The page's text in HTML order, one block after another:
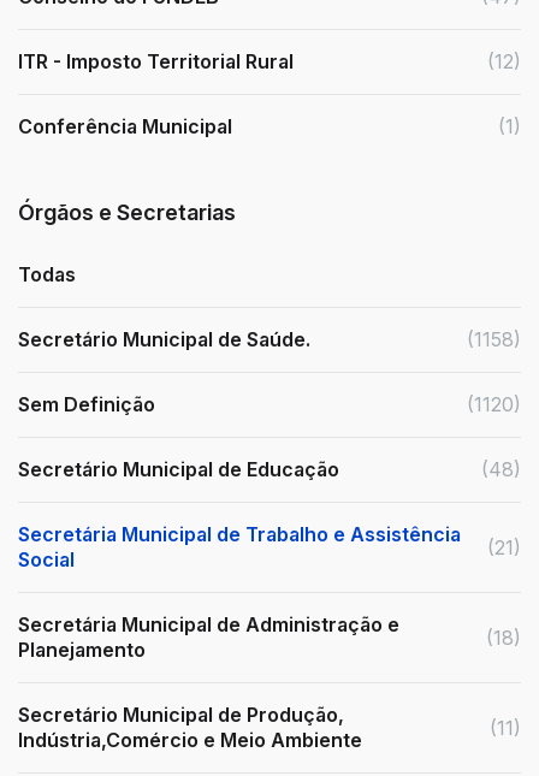
ITR - Imposto Territorial Rural (12)
Conferência Municipal (1)
Órgãos e Secretarias
Todas
Secretário Municipal de Saúde. (1158)
Sem Definição (1120)
Secretário Municipal de Educação (48)
Secretária Municipal de Trabalho e Assistência
Social
(21)
Secretária Municipal de Administração e
Planejamento
(18)
Secretário Municipal de Produção,
Indústria,Comércio e Meio Ambiente
(11)